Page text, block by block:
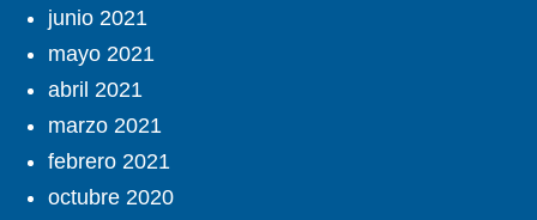
junio 2021
mayo 2021
abril 2021
marzo 2021
febrero 2021
octubre 2020